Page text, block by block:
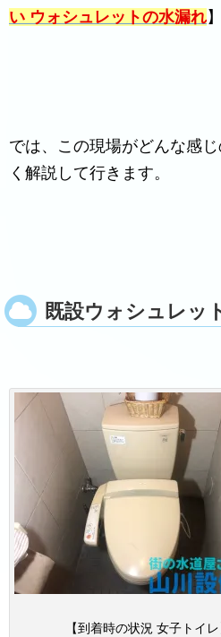
い ウォシュレットの水漏れ】
では、この現場がどんな感
く解説して行きます。
既設ウォシュレッ
【到着時の状況 女子トイレ